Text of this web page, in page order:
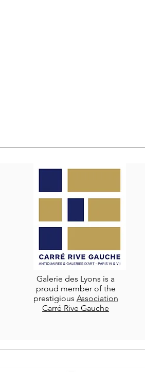
Galerie des Lyons is a
proud member of the
prestigious Association
Carré Rive Gauche